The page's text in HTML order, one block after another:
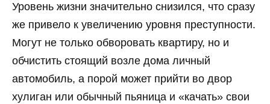
Уровень жизни значительно снизился, что сразу
же привело к увеличению уровня преступности.
Могут не только обворовать квартиру, но и
обчистить стоящий возле дома личный
автомобиль, а порой может прийти во двор
хулиган или обычный пьяница и «качать» свои